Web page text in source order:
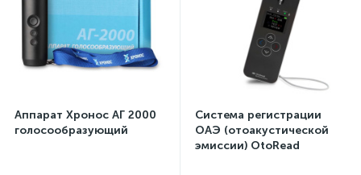
Аппарат Хронос АГ 2000
голосообразующий
Система регистрации
ОАЭ (отоакустической
эмиссии) OtoRead